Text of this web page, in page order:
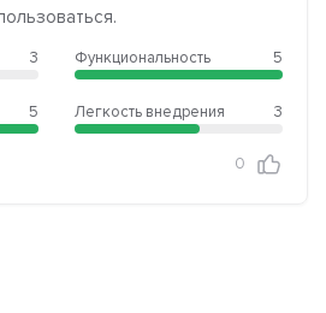
3
5
Функциональность 5
Легкость внедрения 3
0